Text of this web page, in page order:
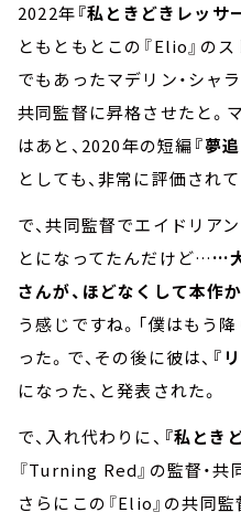
2022年『私ときどきレッサ
ともともとこの『Elio』の
でもあったマデリン・シャ
共同監督に昇格させたと。
はあと、2020年の短編『夢
としても、非常に評価され
で、共同監督でエイドリア
とになってたんだけど……
さんが、ほどなくして本作
う感じですね。「僕はもう
った。で、その後に彼は、 『
になった、と発表された。
で、入れ代わりに、 『私とき
『Turning Red』の監督・共
さらにこの『Elio』の共同